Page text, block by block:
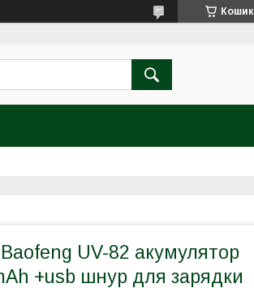
Кошик
Baofeng UV-82 акумулятор
+usb шнур для зарядки